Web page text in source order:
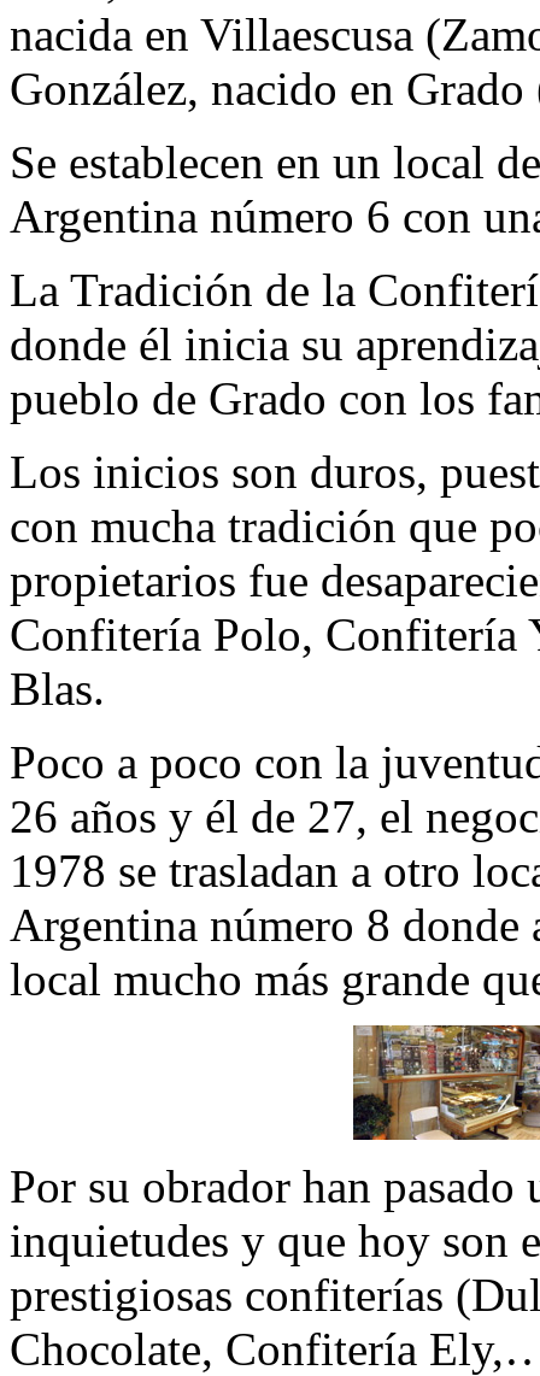
nacida en Villaescusa
González, nacido en
Se establecen en un local
Argentina número 6 con
La Tradición de la
donde él inicia su
pueblo de Grado con los
Los inicios son duros,
con mucha tradición que
propietarios fue
Confitería Polo, Confitería
Blas.
Poco a poco con la
26 años y él de 27, el
1978 se trasladan a otro
Argentina número 8 donde
local mucho más grande
Por su obrador han pasado
inquietudes y que hoy son
prestigiosas confiterías
Chocolate, Confitería